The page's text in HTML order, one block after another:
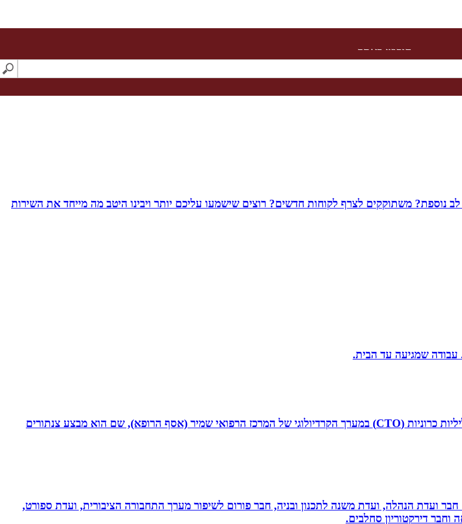
חיפוש באתר
נוספת? משתוקקים לצרף לקוחות חדשים? רוצים שישמעו עליכם יותר ויבינו היטב מה מייחד את השירות
עבודה שמגיעה עד הבית.
ד”ר איליה ליטובצ`יק הוא קרדיולוג מצנתר בכיר, מנהל תחום חסימות כליליות כרוניות (CTO) במערך הקרדיולוגי של המרכז הרפואי שמיר (אסף הרופא), שם הוא מבצע צנתורים
חבר ועדת הנהלה, ועדת משנה לתכנון ובניה, חבר פורום לשיפור מערך התחבורה הציבורית, ועדת ספורט,
וחבר דירקטוריון סחלבים.